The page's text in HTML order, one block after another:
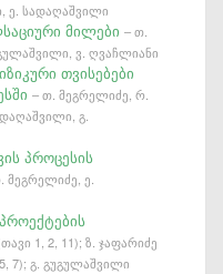
ე. სადაღაშვილი
მილები– თ.
ვ. ღვაჩლიანი
თვისებები
– თ. მეგრელიძე, რ.
გ.
პროცესის
მეგრელიძე, ე.
1, 2, 11); ზ. ჯაფარიძე
7); გ. გუგულაშვილი